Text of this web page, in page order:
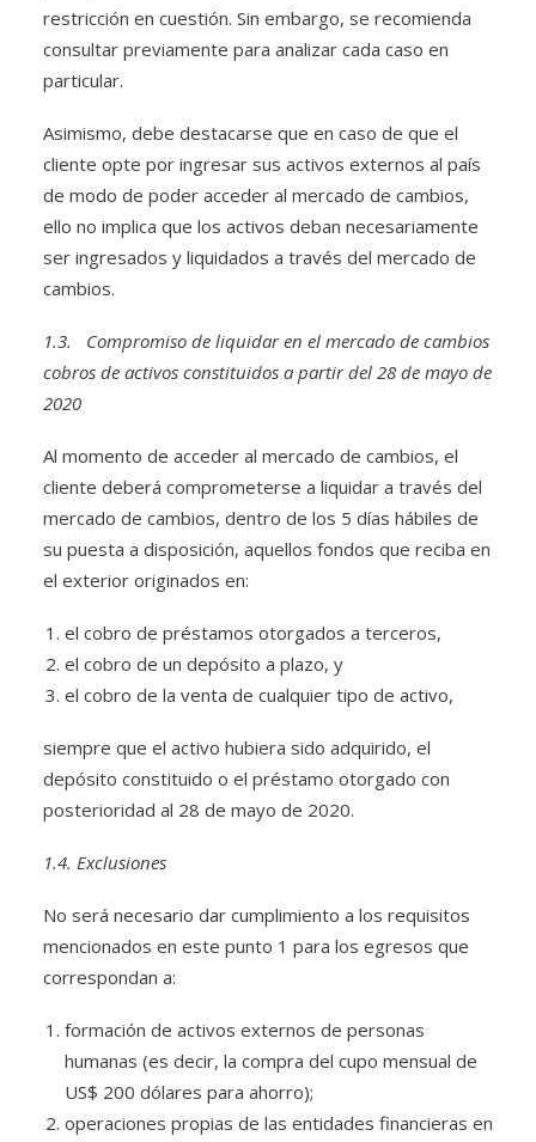
restricción en cuestión. Sin embargo, se recomienda
consultar previamente para analizar cada caso en
particular.
Asimismo, debe destacarse que en caso de que el
cliente opte por ingresar sus activos externos al país
de modo de poder acceder al mercado de cambios,
ello no implica que los activos deban necesariamente
ser ingresados y liquidados a través del mercado de
cambios.
1.3. Compromiso de liquidar en el mercado de cambios
cobros de activos constituidos a partir del 28 de mayo de
2020
Al momento de acceder al mercado de cambios, el
cliente deberá comprometerse a liquidar a través del
mercado de cambios, dentro de los 5 días hábiles de
su puesta a disposición, aquellos fondos que reciba en
el exterior originados en:
el cobro de préstamos otorgados a terceros,
el cobro de un depósito a plazo, y
el cobro de la venta de cualquier tipo de activo,
siempre que el activo hubiera sido adquirido, el
depósito constituido o el préstamo otorgado con
posterioridad al 28 de mayo de 2020.
1.4. Exclusiones
No será necesario dar cumplimiento a los requisitos
mencionados en este punto 1 para los egresos que
correspondan a:
formación de activos externos de personas
humanas (es decir, la compra del cupo mensual de
US$ 200 dólares para ahorro);
operaciones propias de las entidades financieras en